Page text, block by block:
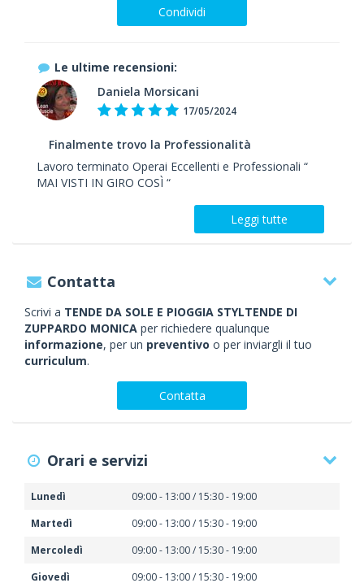
Condividi
Le ultime recensioni:
Daniela Morsicani
17/05/2024
Finalmente trovo la Professionalità
Lavoro terminato Operai Eccellenti e Professionali “
MAI VISTI IN GIRO COSÌ “
Leggi tutte
Contatta
Scrivi a TENDE DA SOLE E PIOGGIA STYLTENDE DI
ZUPPARDO MONICA per richiedere qualunque
informazione, per un preventivo o per inviargli il tuo
curriculum.
Contatta
Orari e servizi
Lunedì
09:00 - 13:00 / 15:30 - 19:00
Martedì
09:00 - 13:00 / 15:30 - 19:00
Mercoledì
09:00 - 13:00 / 15:30 - 19:00
Giovedì
09:00 - 13:00 / 15:30 - 19:00